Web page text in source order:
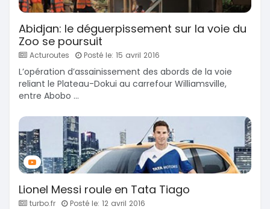
Abidjan: le déguerpissement sur la voie du
Zoo se poursuit
Acturoutes Posté le: 15 avril 2016
L’opération d’assainissement des abords de la voie
reliant le Plateau-Dokui au carrefour Williamsville,
entre Abobo ...
Lionel Messi roule en Tata Tiago
turbo.fr Posté le: 12 avril 2016